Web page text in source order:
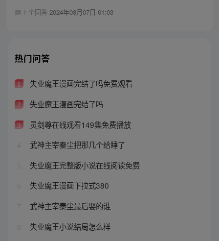
1 个回答 2024年08月07日 01:03
热门问答
1 失业魔王漫画完结了吗免费观看
2 失业魔王漫画完结了吗
3 灵剑尊在线观看149集免费播放
4 武神主宰秦尘把那几个给睡了
5 失业魔王完整版小说在线阅读免费
6 失业魔王漫画下拉式380
7 武神主宰秦尘最后娶的谁
8 失业魔王小说结局怎么样